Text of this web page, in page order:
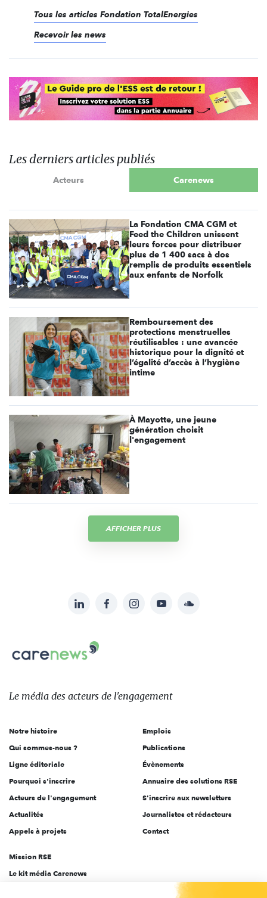
Tous les articles Fondation TotalEnergies
Recevoir les news
Les derniers articles publiés
Acteurs Carenews
La Fondation CMA CGM et
Feed the Children unissent
leurs forces pour distribuer
plus de 1 400 sacs à dos
remplis de produits essentiels
aux enfants de Norfolk
Remboursement des
protections menstruelles
réutilisables : une avancée
historique pour la dignité et
l’égalité d’accès à l’hygiène
intime
À Mayotte, une jeune
génération choisit
l'engagement
AFFICHER PLUS
sur:
LinkedInFacebookInstagramYouTubeSoundcloud
Le
des
l'engagement
Le média des acteurs de l'engagement
Notre histoire
Qui sommes-nous ?
Ligne éditoriale
Pourquoi s'inscrire
Acteurs de l'engagement
Actualités
Appels à projets
Emplois
Publications
Évènements
Annuaire des solutions RSE
S'inscrire aux newsletters
Journalistes et rédacteurs
Contact
Mission RSE
Le kit média Carenews